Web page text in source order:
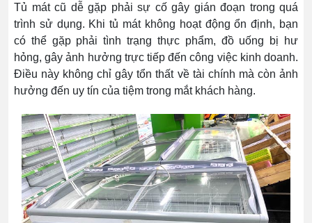
Tủ mát cũ dễ gặp phải sự cố gây gián đoạn trong quá
trình sử dụng. Khi tủ mát không hoạt động ổn định, bạn
có thể gặp phải tình trạng thực phẩm, đồ uống bị hư
hỏng, gây ảnh hưởng trực tiếp đến công việc kinh doanh.
Điều này không chỉ gây tổn thất về tài chính mà còn ảnh
hưởng đến uy tín của tiệm trong mắt khách hàng.